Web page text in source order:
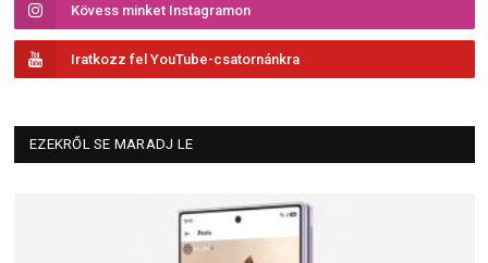
Kövess minket Instagramon
Iratkozz fel YouTube-csatornánkra
EZEKRŐL SE MARADJ LE